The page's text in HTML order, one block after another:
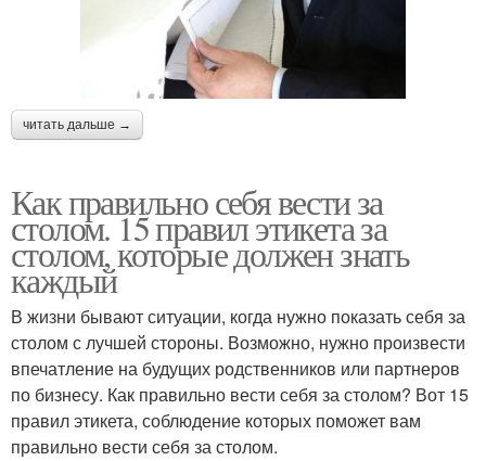
читать дальше →
Как правильно себя вести за
столом. 15 правил этикета за
столом, которые должен знать
каждый
В жизни бывают ситуации, когда нужно показать себя за
столом с лучшей стороны. Возможно, нужно произвести
впечатление на будущих родственников или партнеров
по бизнесу. Как правильно вести себя за столом? Вот 15
правил этикета, соблюдение которых поможет вам
правильно вести себя за столом.